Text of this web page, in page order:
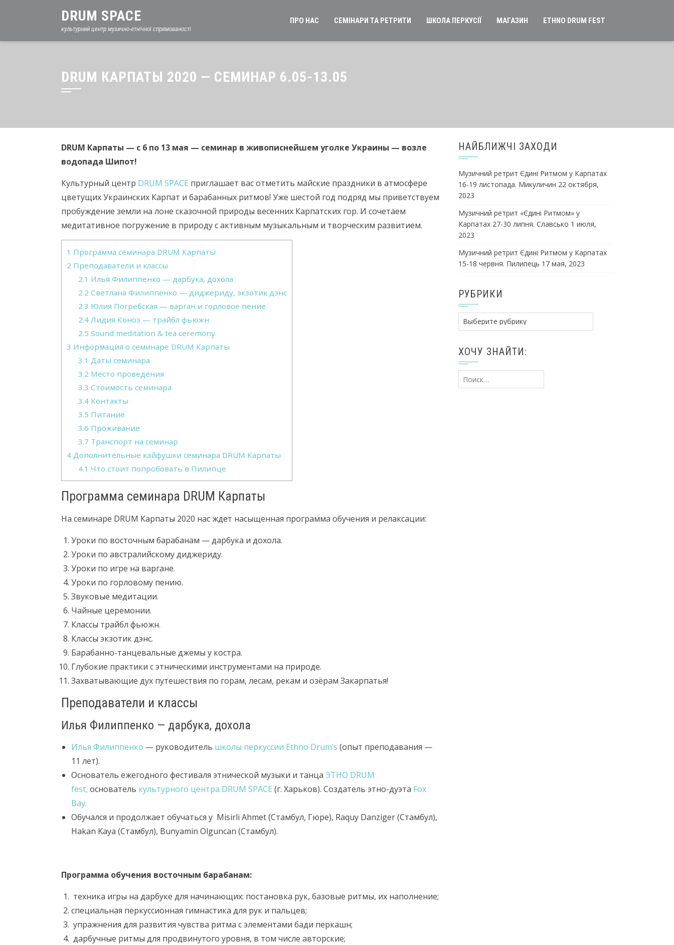
DRUM SPACE
культурний центр музично-етнічної спрямованості
ПРО НАС СЕМІНАРИ ТА РЕТРИТИ ШКОЛА ПЕРКУСІЇ МАГАЗИН ETHNO DRUM FEST
DRUM КАРПАТЫ 2020 — СЕМИНАР 6.05-13.05
DRUM Карпаты — с 6 по 13 мая — семинар в живописнейшем уголке Украины — возле
водопада Шипот!
Культурный центр DRUM SPACE приглашает вас отметить майские праздники в атмосфере
цветущих Украинских Карпат и барабанных ритмов! Уже шестой год подряд мы приветствуем
пробуждение земли на лоне сказочной природы весенних Карпатских гор. И сочетаем
медитативное погружение в природу с активным музыкальным и творческим развитием.
1 Программа семинара DRUM Карпаты
2 Преподаватели и классы
2.1 Илья Филиппенко — дарбука, дохола
2.2 Светлана Филиппенко — диджериду, экзотик дэнс
2.3 Юлия Погребская — варган и горловое пение
2.4Лидия Коноз — трайбл фьюжн
2.5 Sound meditation & tea ceremony
3 Информация о семинаре DRUM Карпаты
3.1 Даты семинара
3.2 Место проведения
3.3 Стоимость семинара
3.4Контакты
3.5 Питание
3.6 Проживание
3.7 Транспорт на семинар
4 Дополнительные кайфушки семинара DRUM Карпаты
4.1 Что стоит попробовать в Пилипце
Программа семинара DRUM Карпаты
На семинаре DRUM Карпаты 2020 нас ждет насыщенная программа обучения и релаксации:
Уроки по восточным барабанам — дарбука и дохола.
Уроки по австралийскому диджериду.
Уроки по игре на варгане.
Уроки по горловому пению.
Звуковые медитации.
Чайные церемонии.
Классы трайбл фьюжн.
Классы экзотик дэнс.
Барабанно-танцевальные джемы у костра.
Глубокие практики с этническими инструментами на природе.
Захватывающие дух путешествия по горам, лесам, рекам и озёрам Закарпатья!
Преподаватели и классы
Илья Филиппенко — дарбука, дохола
Илья Филиппенко — руководитель школы перкуссии Ethno Drum’s (опыт преподавания —
11 лет).
Основатель ежегодного фестиваля этнической музыки и танца ЭТНО DRUM
fest, основатель культурного центра DRUM SPACE (г. Харьков). Создатель этно-дуэта Fox
Bay.
Обучался и продолжает обучаться у Misirli Ahmet (Стамбул, Гюре), Raquy Danziger (Стамбул),
Hakan Kaya (Стамбул), Bunyamin Olguncan (Стамбул).
Программа обучения восточным барабанам:
техника игры на дарбуке для начинающих: постановка рук, базовые ритмы, их наполнение;
специальная перкуссионная гимнастика для рук и пальцев;
упражнения для развития чувства ритма с элементами бади перкашн;
дарбучные ритмы для продвинутого уровня, в том числе авторские;
НАЙБЛИЖЧІ ЗАХОДИ
Музичний ретрит Єдині Ритмом у Карпатах
16-19 листопада. Микуличин 22 октября,
2023
Музичний ретрит «Єдині Ритмом» у
Карпатах 27-30 липня. Славсько 1 июля,
2023
Музичний ретрит Єдині Ритмом у Карпатах
15-18 червня. Пилипець 17 мая, 2023
РУБРИКИ
Рубрики
ХОЧУ ЗНАЙТИ:
Найти: